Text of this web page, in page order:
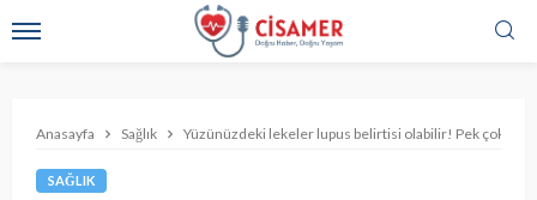
Anasayfa Sağlık Yüzünüzdeki lekeler lupus belirtisi olabilir! Pek çok
SAĞLIK